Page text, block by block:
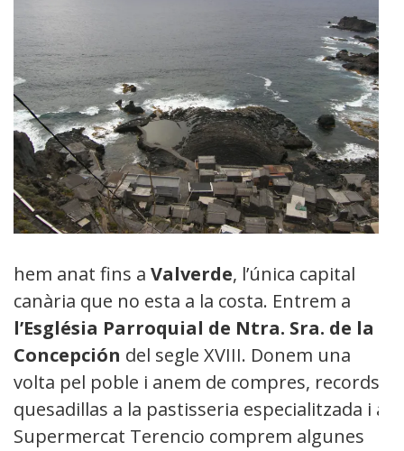
hem anat fins a Valverde, l’única capital
canària que no esta a la costa. Entrem a
l’Església Parroquial de Ntra. Sra. de la
Concepción del segle XVIII. Donem una
volta pel poble i anem de compres, records,
quesadillas a la pastisseria especialitzada i al
Supermercat Terencio comprem algunes